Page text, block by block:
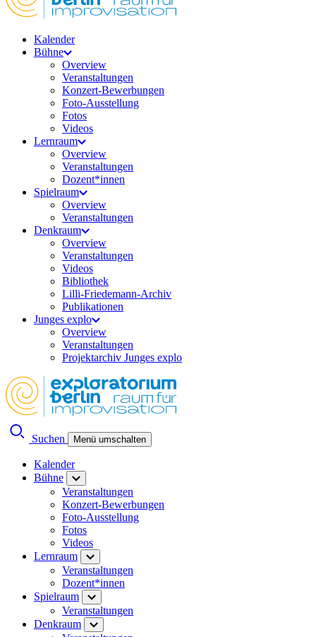
Kalender
Bühne
Overview
Veranstaltungen
Konzert-Bewerbungen
Foto-Ausstellung
Fotos
Videos
Lernraum
Overview
Veranstaltungen
Dozent*innen
Spielraum
Overview
Veranstaltungen
Denkraum
Overview
Veranstaltungen
Videos
Bibliothek
Lilli-Friedemann-Archiv
Publikationen
Junges explo
Overview
Veranstaltungen
Projektarchiv Junges explo
Suchen Menü umschalten
Kalender
Bühne
Veranstaltungen
Konzert-Bewerbungen
Foto-Ausstellung
Fotos
Videos
Lernraum
Veranstaltungen
Dozent*innen
Spielraum
Veranstaltungen
Denkraum